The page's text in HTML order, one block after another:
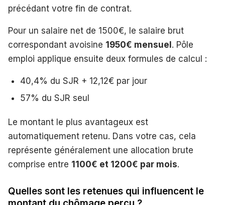
précédant votre fin de contrat.
Pour un salaire net de 1500€, le salaire brut
correspondant avoisine 1950€ mensuel. Pôle
emploi applique ensuite deux formules de calcul :
40,4% du SJR + 12,12€ par jour
57% du SJR seul
Le montant le plus avantageux est
automatiquement retenu. Dans votre cas, cela
représente généralement une allocation brute
comprise entre 1100€ et 1200€ par mois.
Quelles sont les retenues qui influencent le